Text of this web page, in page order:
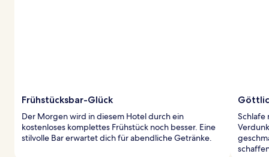
Frühstücksbar-Glück
Der Morgen wird in diesem Hotel durch ein
kostenloses komplettes Frühstück noch besser. Eine
stilvolle Bar erwartet dich für abendliche Getränke.
Schlafe